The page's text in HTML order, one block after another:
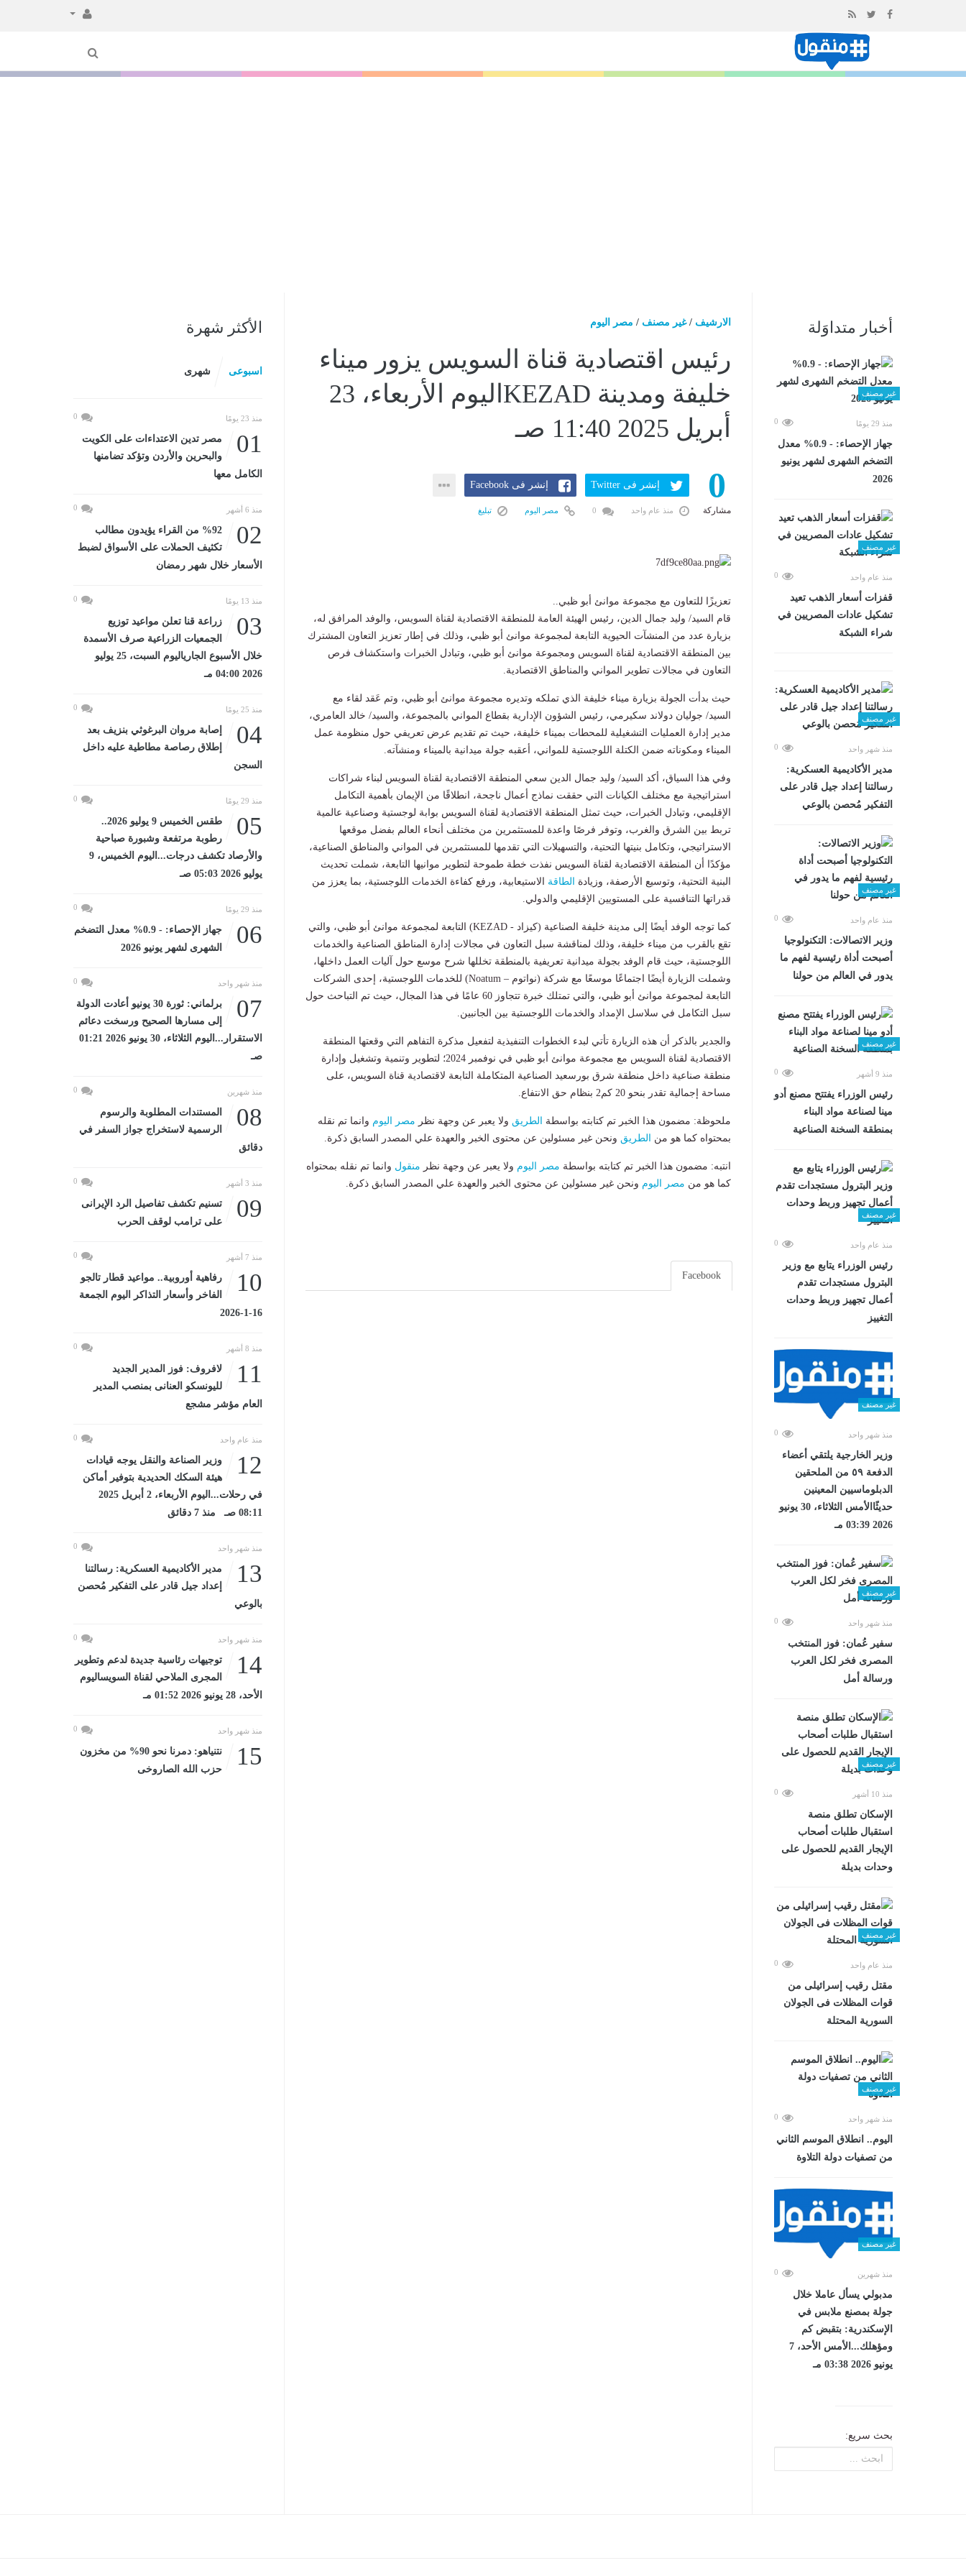
المحتوى
أخبار متداوَلة
غير مصنف
منذ 29 يومًا 0
جهاز الإحصاء: - 0.9% معدل
التضخم الشهرى لشهر يونيو
2026
غير مصنف
منذ عام واحد 0
قفزات أسعار الذهب تعيد
تشكيل عادات المصريين في
شراء الشبكة
غير مصنف
منذ شهر واحد 0
مدير الأكاديمية العسكرية:
رسالتنا إعداد جيل قادر على
التفكير مُحصن بالوعي
غير مصنف
منذ عام واحد 0
وزير الاتصالات: التكنولوجيا
أصبحت أداة رئيسية لفهم ما
يدور في العالم من حولنا
غير مصنف
منذ 9 أشهر 0
رئيس الوزراء يفتتح مصنع أدو
مينا لصناعة مواد البناء
بمنطقة السخنة الصناعية
غير مصنف
منذ عام واحد 0
رئيس الوزراء يتابع مع وزير
البترول مستجدات تقدم
أعمال تجهيز وربط وحدات
التغييز
غير مصنف
منذ شهر واحد 0
وزير الخارجية يلتقي أعضاء
الدفعة ٥٩ من الملحقين
الدبلوماسيين المعينين
حديثًاالأمس الثلاثاء، 30 يونيو
2026 03:39 مـ
غير مصنف
منذ شهر واحد 0
سفير عُمان: فوز المنتخب
المصرى فخر لكل العرب
ورسالة أمل
غير مصنف
منذ 10 أشهر 0
الإسكان تطلق منصة
استقبال طلبات أصحاب
الإيجار القديم للحصول على
وحدات بديلة
غير مصنف
منذ عام واحد 0
مقتل رقيب إسرائيلى من
قوات المظلات فى الجولان
السورية المحتلة
غير مصنف
منذ شهر واحد 0
اليوم.. انطلاق الموسم الثاني
من تصفيات دولة التلاوة
غير مصنف
منذ شهرين 0
مدبولي يسأل عاملا خلال
جولة بمصنع ملابس في
الإسكندرية: بتقبض كم
ومؤهلك...الأمس الأحد، 7
يونيو 2026 03:38 مـ
بحث سريع:
الارشيف /غير مصنف / مصر اليوم
رئيس اقتصادية قناة السويس يزور ميناء
خليفة ومدينة KEZADاليوم الأربعاء، 23
أبريل 2025 11:40 صـ
0
مشاركة
إنشر فى Twitter إنشر فى Facebook
منذ عام واحد مصر اليوم تبليغ
تعزيزًا للتعاون مع مجموعة موانئ أبو ظبي..
قام السيد/ وليد جمال الدين، رئيس الهيئة العامة للمنطقة الاقتصادية لقناة السويس، والوفد المرافق له،
بزيارة عدد من المنشآت الحيوية التابعة لمجموعة موانئ أبو ظبي، وذلك في إطار تعزيز التعاون المشترك
بين المنطقة الاقتصادية لقناة السويس ومجموعة موانئ أبو ظبي، وتبادل الخبرات واستكشاف فرص
التعاون في مجالات تطوير المواني والمناطق الاقتصادية.
حيث بدأت الجولة بزيارة ميناء خليفة الذي تملكه وتديره مجموعة موانئ أبو ظبي، وتم عَقد لقاء مع
السيد/ جوليان دولاند سكيرمي، رئيس الشؤون الإدارية بقطاع المواني بالمجموعة، والسيد/ خالد العامري،
مدير إدارة العمليات التشغيلية للمحطات بميناء خليفة، حيث تم تقديم عرض تعريفي حول منظومة عمل
الميناء ومكوناته ضمن الكتلة اللوجستية للمواني، أعقبه جولة ميدانية بالميناء ومنشآته.
وفي هذا السياق، أكد السيد/ وليد جمال الدين سعي المنطقة الاقتصادية لقناة السويس لبناء شراكات
استراتيجية مع مختلف الكيانات التي حققت نماذج أعمال ناجحة، انطلاقًا من الإيمان بأهمية التكامل
الإقليمي، وتبادل الخبرات، حيث تمثل المنطقة الاقتصادية لقناة السويس بوابة لوجستية وصناعية عالمية
تربط بين الشرق والغرب، وتوفر فرصًا واعدة للمستثمرين من مختلف أنحاء العالم بفضل موقعها
الاستراتيجي، وتكامل بنيتها التحتية، والتسهيلات التي تقدمها للمستثمرين في المواني والمناطق الصناعية،
مؤكدًا أن المنطقة الاقتصادية لقناة السويس نفذت خطة طموحة لتطوير موانيها التابعة، شملت تحديث
البنية التحتية، وتوسيع الأرصفة، وزيادة
الطاقة الاستيعابية، ورفع كفاءة الخدمات اللوجستية، بما يعزز من
قدراتها التنافسية على المستويين الإقليمي والدولي.
كما توجه الوفد أيضًا إلى مدينة خليفة الصناعية (كيزاد - KEZAD) التابعة لمجموعة موانئ أبو ظبي، والتي
تقع بالقرب من ميناء خليفة، وذلك لمناقشة سبل التعاون في مجالات إدارة المناطق الصناعية والخدمات
اللوجستية، حيث قام الوفد بجولة ميدانية تعريفية بالمنطقة تخللها شرح موسع حول آليات العمل داخلها،
وشملت الزيارة أيضًا اجتماعًا موسعًا مع شركة (نواتوم – Noatum) للخدمات اللوجستية، إحدى الشركات
التابعة لمجموعة موانئ أبو ظبي، والتي تمتلك خبرة تتجاوز 60 عامًا في هذا المجال، حيث تم التباحث حول
سبل التكامل في سلاسل الإمداد والخدمات اللوجستية بين الجانبين.
والجدير بالذكر أن هذه الزيارة تأتي لبدء الخطوات التنفيذية لتفعيل مذكرة التفاهم التي وقعتها المنطقة
الاقتصادية لقناة السويس مع مجموعة موانئ أبو ظبي في نوفمبر 2024؛ لتطوير وتنمية وتشغيل وإدارة
منطقة صناعية داخل منطقة شرق بورسعيد الصناعية المتكاملة التابعة لاقتصادية قناة السويس، على
مساحة إجمالية تقدر بنحو 20 كم2 بنظام حق الانتفاع.
ملحوظة: مضمون هذا الخبر تم كتابته بواسطة الطريق ولا يعبر عن وجهة نظر مصر اليوم وانما تم نقله
بمحتواه كما هو من
الطريق ونحن غير مسئولين عن محتوى الخبر والعهدة علي المصدر السابق ذكرة.
انتبه: مضمون هذا الخبر تم كتابته بواسطة مصر اليوم ولا يعبر عن وجهة نظر منقول وانما تم نقله بمحتواه
كما هو من مصر اليوم ونحن غير مسئولين عن محتوى الخبر والعهدة علي المصدر السابق ذكرة.
Facebook
الأكثر شهرة
اسبوعى شهرى
منذ 23 يومًا 0
01
مصر تدين الاعتداءات على الكويت
والبحرين والأردن وتؤكد تضامنها
الكامل معها
منذ 6 أشهر 0
02
%92 من القراء يؤيدون مطالب
تكثيف الحملات على الأسواق لضبط
الأسعار خلال شهر رمضان
منذ 13 يومًا 0
03
زراعة قنا تعلن مواعيد توزيع
الجمعيات الزراعية صرف الأسمدة
خلال الأسبوع الجارياليوم السبت، 25 يوليو
2026 04:00 مـ
منذ 25 يومًا 0
04
إصابة مروان البرغوثي بنزيف بعد
إطلاق رصاصة مطاطية عليه داخل
السجن
منذ 29 يومًا 0
05
طقس الخميس 9 يوليو 2026..
رطوبة مرتفعة وشبورة صباحية
والأرصاد تكشف درجات...اليوم الخميس، 9
يوليو 2026 05:03 صـ
منذ 29 يومًا 0
06
جهاز الإحصاء: - 0.9% معدل التضخم
الشهرى لشهر يونيو 2026
منذ شهر واحد 0
07
برلماني: ثورة 30 يونيو أعادت الدولة
إلى مسارها الصحيح ورسخت دعائم
الاستقرار...اليوم الثلاثاء، 30 يونيو 2026 01:21
صـ
منذ شهرين 0
08
المستندات المطلوبة والرسوم
الرسمية لاستخراج جواز السفر في
دقائق
منذ 3 أشهر 0
09
تسنيم تكشف تفاصيل الرد الإيرانى
على ترامب لوقف الحرب
منذ 7 أشهر 0
10
رفاهية أوروبية.. مواعيد قطار تالجو
الفاخر وأسعار التذاكر اليوم الجمعة
16-1-2026
منذ 8 أشهر 0
11
لافروف: فوز المدير الجديد
لليونسكو العنانى بمنصب المدير
العام مؤشر مشجع
منذ عام واحد 0
12
وزير الصناعة والنقل يوجه قيادات
هيئة السكك الحديدية بتوفير أماكن
في رحلات...اليوم الأربعاء، 2 أبريل 2025
08:11 صـ منذ 7 دقائق
منذ شهر واحد 0
13
مدير الأكاديمية العسكرية: رسالتنا
إعداد جيل قادر على التفكير مُحصن
بالوعي
منذ شهر واحد 0
14
توجيهات رئاسية جديدة لدعم وتطوير
المجرى الملاحي لقناة السويساليوم
الأحد، 28 يونيو 2026 01:52 مـ
منذ شهر واحد 0
15
نتنياهو: دمرنا نحو 90% من مخزون
حزب الله الصاروخى